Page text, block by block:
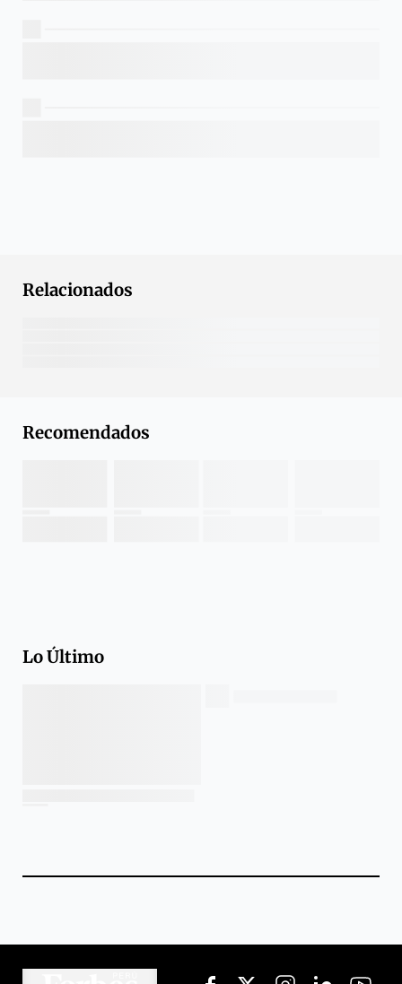
Relacionados
Recomendados
Lo Último